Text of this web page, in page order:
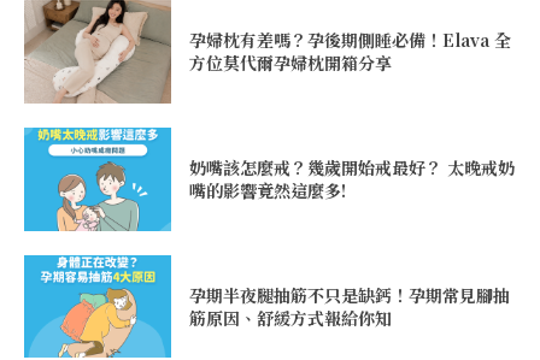
孕婦枕有差嗎？孕後期側睡必備！Elava 全
方位莫代爾孕婦枕開箱分享
奶嘴該怎麼戒？幾歲開始戒最好？ 太晚戒奶
嘴的影響竟然這麼多!
孕期半夜腿抽筋不只是缺鈣！孕期常見腳抽
筋原因、舒緩方式報給你知